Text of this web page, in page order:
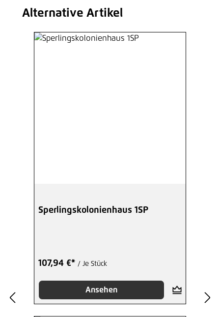
Produktgalerie überspringen
Alternative Artikel
Sperlingskolonienhaus 1SP
107,94 €* / Je Stück
Ansehen